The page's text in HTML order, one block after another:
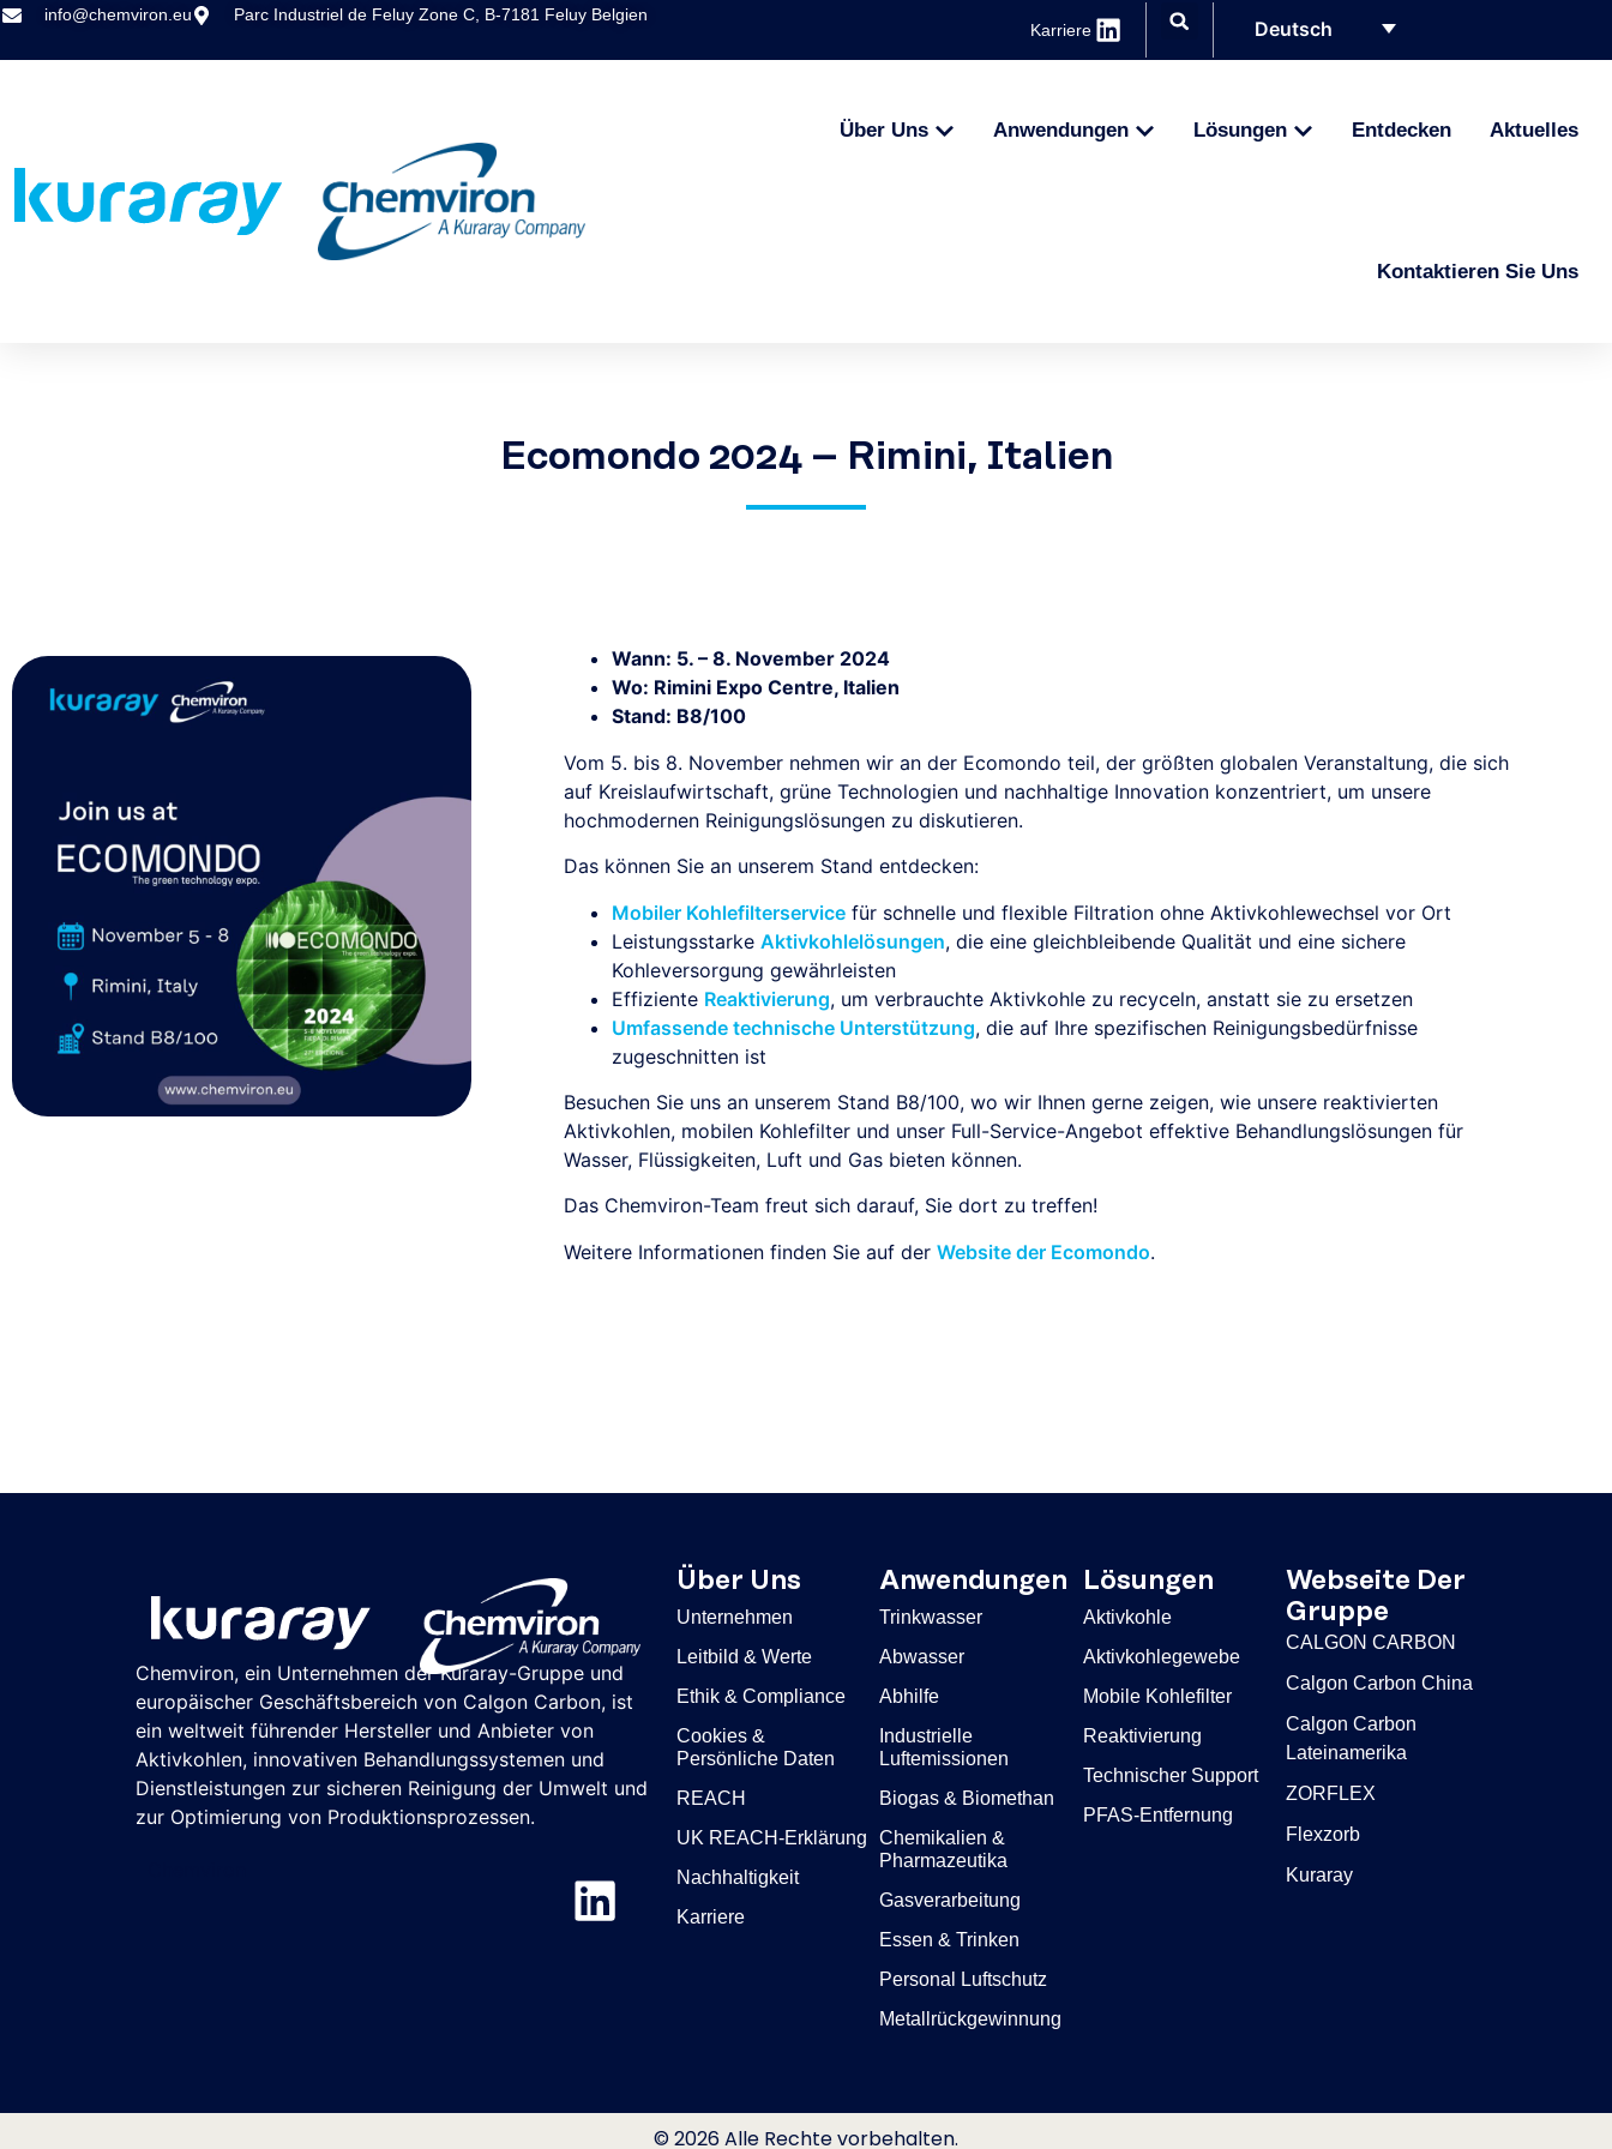
info@chemviron.eu Parc Industriel de Feluy Zone C, B-7181 Feluy Belgien
Karriere Deutsch
Über Uns Anwendungen Lösungen Entdecken Aktuelles
Kontaktieren Sie Uns
Ecomondo 2024 – Rimini, Italien
Wann: 5. – 8. November 2024
Wo: Rimini Expo Centre, Italien
Stand: B8/100
Vom 5. bis 8. November nehmen wir an der Ecomondo teil, der größten globalen Veranstaltung, die sich
auf Kreislaufwirtschaft, grüne Technologien und nachhaltige Innovation konzentriert, um unsere
hochmodernen Reinigungslösungen zu diskutieren.
Das können Sie an unserem Stand entdecken:
Mobiler Kohlefilterservice für schnelle und flexible Filtration ohne Aktivkohlewechsel vor Ort
LeistungsstarkeAktivkohlelösungen, die eine gleichbleibende Qualität und eine sichere
Kohleversorgung gewährleisten
Effiziente Reaktivierung, um verbrauchte Aktivkohle zu recyceln, anstatt sie zu ersetzen
Umfassende technische Unterstützung, die auf Ihre spezifischen Reinigungsbedürfnisse
zugeschnitten ist
Besuchen Sie uns an unserem Stand B8/100, wo wir Ihnen gerne zeigen, wie unsere reaktivierten
Aktivkohlen, mobilen Kohlefilter und unser Full-Service-Angebot effektive Behandlungslösungen für
Wasser, Flüssigkeiten, Luft und Gas bieten können.
Das Chemviron-Team freut sich darauf, Sie dort zu treffen!
Weitere Informationen finden Sie auf derWebsite der Ecomondo.
Chemviron, ein Unternehmen der Kuraray-Gruppe und
europäischer Geschäftsbereich von Calgon Carbon, ist
ein weltweit führender Hersteller und Anbieter von
Aktivkohlen, innovativen Behandlungssystemen und
Dienstleistungen zur sicheren Reinigung der Umwelt und
zur Optimierung von Produktionsprozessen.
Über Uns
Unternehmen
Leitbild & Werte
Ethik & Compliance
Cookies &
Persönliche Daten
REACH
UK REACH-Erklärung
Nachhaltigkeit
Karriere
Anwendungen
Trinkwasser
Abwasser
Abhilfe
Industrielle
Luftemissionen
Biogas & Biomethan
Chemikalien &
Pharmazeutika
Gasverarbeitung
Essen & Trinken
Personal Luftschutz
Metallrückgewinnung
Lösungen
Aktivkohle
Aktivkohlegewebe
Mobile Kohlefilter
Reaktivierung
Technischer Support
PFAS-Entfernung
Webseite Der
Gruppe
CALGON CARBON
Calgon Carbon China
Calgon Carbon
Lateinamerika
ZORFLEX
Flexzorb
Kuraray
© 2026 Alle Rechte vorbehalten.